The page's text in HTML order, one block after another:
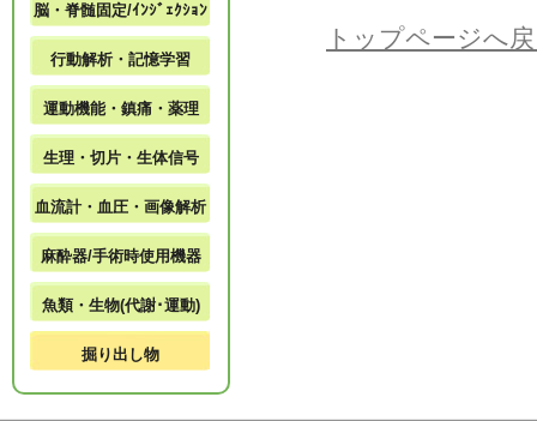
トップページへ
脳・脊髄固定/ｲﾝｼﾞｪｸｼｮﾝ
行動解析・記憶学習
運動機能・鎮痛・薬理
生理・切片・生体信号
血流計・血圧・画像解析
麻酔器/手術時使用機器
魚類・生物(代謝･運動)
掘り出し物